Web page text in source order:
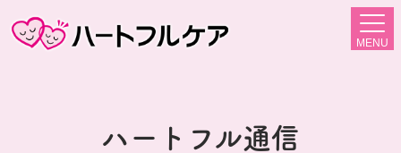
MENU
ハートフル通信